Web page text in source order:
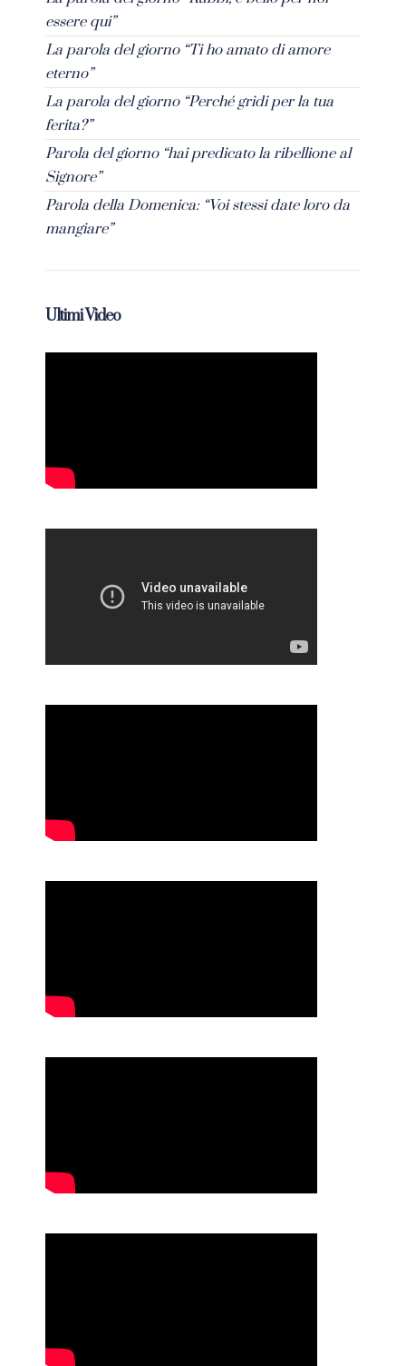
essere qui”
La parola del giorno “Ti ho amato di amore
eterno”
La parola del giorno “Perché gridi per la tua
ferita?”
Parola del giorno “hai predicato la ribellione al
Signore”
Parola della Domenica: “Voi stessi date loro da
mangiare”
Ultimi Video